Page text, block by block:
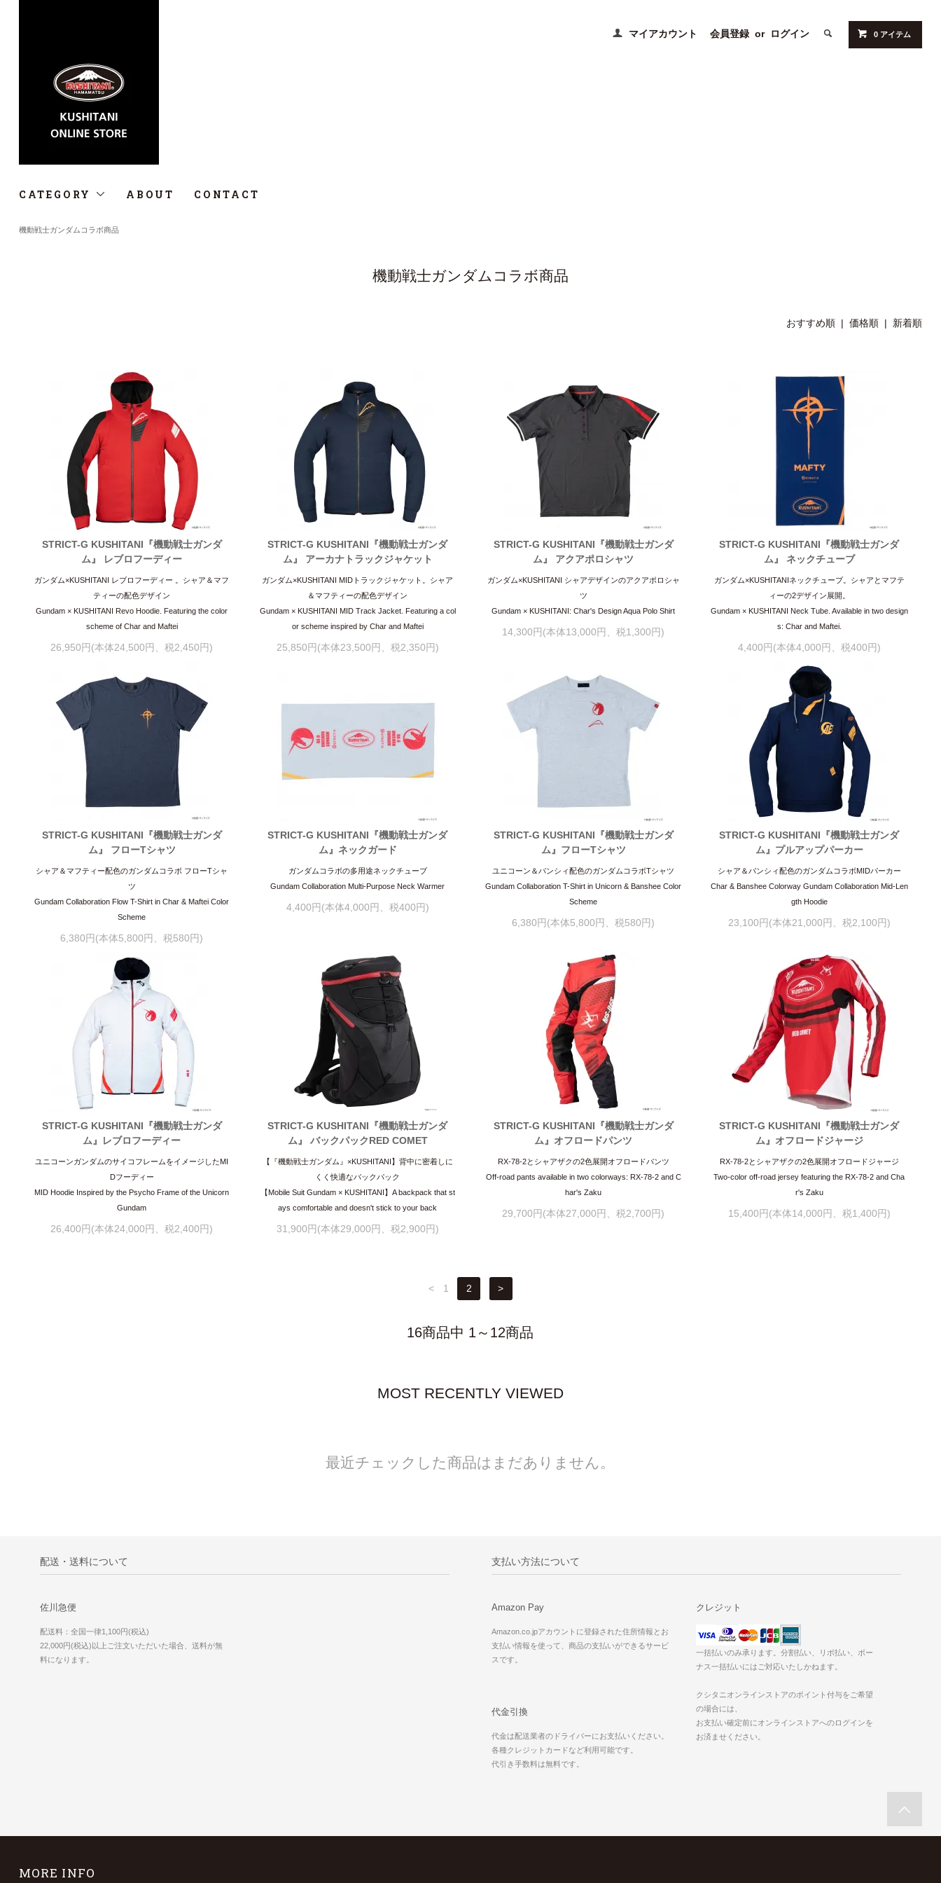
マイアカウント 会員登録 or ログイン 0 アイテム
CATEGORY ABOUT CONTACT
機動戦士ガンダムコラボ商品
機動戦士ガンダムコラボ商品
おすすめ順 |価格順 | 新着順
STRICT-G KUSHITANI『機動戦士ガンダ
ム』 レブロフーディー
ガンダム×KUSHITANI レブロフーディー 。シャア＆マフ
ティーの配色デザイン
Gundam × KUSHITANI Revo Hoodie. Featuring the color
scheme of Char and Maftei
26,950円(本体24,500円、税2,450円)
STRICT-G KUSHITANI『機動戦士ガンダ
ム』 アーカナトラックジャケット
ガンダム×KUSHITANI MIDトラックジャケット。シャア
＆マフティーの配色デザイン
Gundam × KUSHITANI MID Track Jacket. Featuring a col
or scheme inspired by Char and Maftei
25,850円(本体23,500円、税2,350円)
STRICT-G KUSHITANI『機動戦士ガンダ
ム』 アクアポロシャツ
ガンダム×KUSHITANI シャアデザインのアクアポロシャ
ツ
Gundam × KUSHITANI: Char's Design Aqua Polo Shirt
14,300円(本体13,000円、税1,300円)
STRICT-G KUSHITANI『機動戦士ガンダ
ム』 ネックチューブ
ガンダム×KUSHITANIネックチューブ。シャアとマフテ
ィーの2デザイン展開。
Gundam × KUSHITANI Neck Tube. Available in two design
s: Char and Maftei.
4,400円(本体4,000円、税400円)
STRICT-G KUSHITANI『機動戦士ガンダ
ム』 フローTシャツ
シャア＆マフティー配色のガンダムコラボ フローTシャ
ツ
Gundam Collaboration Flow T-Shirt in Char & Maftei Color
Scheme
6,380円(本体5,800円、税580円)
STRICT-G KUSHITANI『機動戦士ガンダ
ム』ネックガード
ガンダムコラボの多用途ネックチューブ
Gundam Collaboration Multi-Purpose Neck Warmer
4,400円(本体4,000円、税400円)
STRICT-G KUSHITANI『機動戦士ガンダ
ム』フローTシャツ
ユニコーン＆バンシィ配色のガンダムコラボTシャツ
Gundam Collaboration T-Shirt in Unicorn & Banshee Color
Scheme
6,380円(本体5,800円、税580円)
STRICT-G KUSHITANI『機動戦士ガンダ
ム』プルアップパーカー
シャア＆バンシィ配色のガンダムコラボMIDパーカー
Char & Banshee Colorway Gundam Collaboration Mid-Len
gth Hoodie
23,100円(本体21,000円、税2,100円)
STRICT-G KUSHITANI『機動戦士ガンダ
ム』レブロフーディー
ユニコーンガンダムのサイコフレームをイメージしたMI
Dフーディー
MID Hoodie Inspired by the Psycho Frame of the Unicorn
Gundam
26,400円(本体24,000円、税2,400円)
STRICT-G KUSHITANI『機動戦士ガンダ
ム』 バックパックRED COMET
【『機動戦士ガンダム』×KUSHITANI】背中に密着しに
くく快適なバックパック
【Mobile Suit Gundam × KUSHITANI】A backpack that st
ays comfortable and doesn't stick to your back
31,900円(本体29,000円、税2,900円)
STRICT-G KUSHITANI『機動戦士ガンダ
ム』オフロードパンツ
RX-78-2とシャアザクの2色展開オフロードパンツ
Off-road pants available in two colorways: RX-78-2 and C
har's Zaku
29,700円(本体27,000円、税2,700円)
STRICT-G KUSHITANI『機動戦士ガンダ
ム』オフロードジャージ
RX-78-2とシャアザクの2色展開オフロードジャージ
Two-color off-road jersey featuring the RX-78-2 and Cha
r's Zaku
15,400円(本体14,000円、税1,400円)
< 1 2 >
16商品中 1～12商品
MOST RECENTLY VIEWED
最近チェックした商品はまだありません。
配送・送料について
佐川急便
配送料：全国一律1,100円(税込)
22,000円(税込)以上ご注文いただいた場合、送料が無
料になります。
支払い方法について
Amazon Pay
Amazon.co.jpアカウントに登録された住所情報とお
支払い情報を使って、商品の支払いができるサービ
スです。
クレジット
一括払いのみ承ります。分割払い、リボ払い、ボー
ナス一括払いにはご対応いたしかねます。
クシタニオンラインストアのポイント付与をご希望
の場合には、
お支払い確定前にオンラインストアへのログインを
お済ませください。
代金引換
代金は配送業者のドライバーにお支払いください。
各種クレジットカードなど利用可能です。
代引き手数料は無料です。
MORE INFO